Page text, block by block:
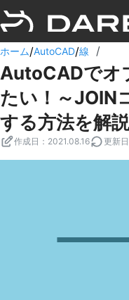
ホーム/AutoCAD/線 /
AutoCADでオ
たい！～JOIN
する方法を解
作成日 ： 2021.08.16 更新日